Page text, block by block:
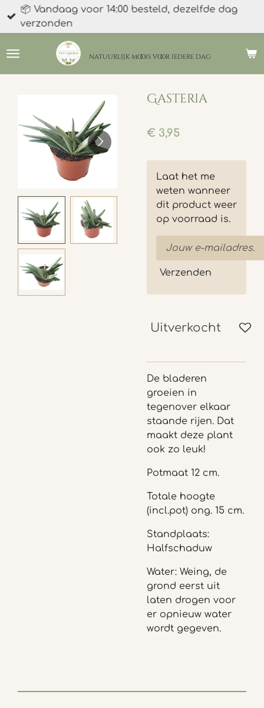
Ga
direct
de
natuurlijk moois voor iedere dag
📦 Vandaag voor 14:00 besteld, dezelfde dag
verzonden
Gasteria
€ 3,95
Laat het me
weten wanneer
dit product weer
op voorraad is.
Verzenden
Uitverkocht
De bladeren
groeien in
tegenover elkaar
staande rijen. Dat
maakt deze plant
ook zo leuk!
Potmaat 12 cm.
Totale hoogte
(incl.pot) ong. 15 cm.
Standplaats:
Halfschaduw
Water: Weing, de
grond eerst uit
laten drogen voor
er opnieuw water
wordt gegeven.